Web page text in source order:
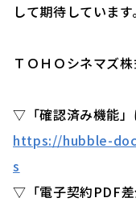
して期待しています。
ＴＯＨＯシネマズ
▽「確認済み機能」
https://hubble-
s
▽「電子契約PDF差